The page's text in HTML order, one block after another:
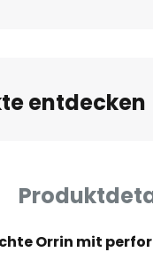
entdecken
Orrin mit